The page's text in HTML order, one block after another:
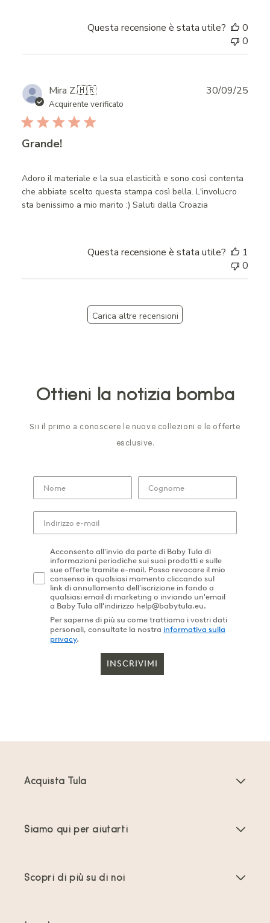
Questa recensione è stata utile?
0
0
Mira Z.🇭🇷
Acquirente verificato
Grande!
Adoro il materiale e la sua elasticità e sono così contenta
che abbiate scelto questa stampa così bella. L'involucro
sta benissimo a mio marito :) Saluti dalla Croazia
30/09/25
Questa recensione è stata utile?
1
0
Carica altre recensioni
Ottieni la notizia bomba
Sii il primo a conoscere le nuove collezioni e le offerte
esclusive.
Acconsento all'invio da parte di Baby Tula di
informazioni periodiche sui suoi prodotti e sulle
sue offerte tramite e-mail. Posso revocare il mio
consenso in qualsiasi momento cliccando sul
link di annullamento dell'iscrizione in fondo a
qualsiasi email di marketing o inviando un'email
a Baby Tula all'indirizzo help@babytula.eu.
Per saperne di più su come trattiamo i vostri dati
personali, consultate la nostra informativa sulla
privacy.
INSCRIVIMI
Acquista Tula
Siamo qui per aiutarti
Scopri di più su di noi